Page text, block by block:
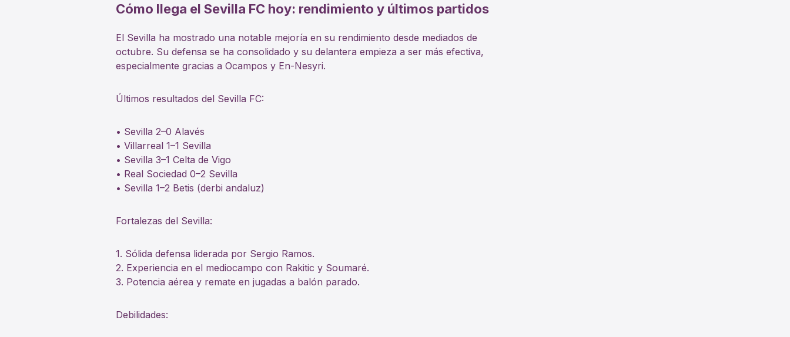
Cómo llega el Sevilla FC hoy: rendimiento y últimos partidos
El Sevilla ha mostrado una notable mejoría en su rendimiento desde mediados de
octubre. Su defensa se ha consolidado y su delantera empieza a ser más efectiva,
especialmente gracias a Ocampos y En-Nesyri.
Últimos resultados del Sevilla FC:
• Sevilla 2–0 Alavés
• Villarreal 1–1 Sevilla
• Sevilla 3–1 Celta de Vigo
• Real Sociedad 0–2 Sevilla
• Sevilla 1–2 Betis (derbi andaluz)
Fortalezas del Sevilla:
1. Sólida defensa liderada por Sergio Ramos.
2. Experiencia en el mediocampo con Rakitic y Soumaré.
3. Potencia aérea y remate en jugadas a balón parado.
Debilidades: